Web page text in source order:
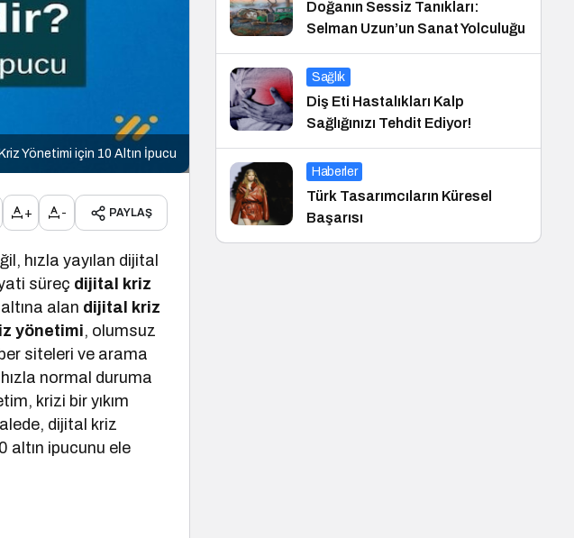
Yönetimi için 10 Altın İpucu
+ - PAYLAŞ
hızla yayılan dijital
süreç dijital kriz
alan dijital kriz
yönetimi, olumsuz
siteleri ve arama
normal duruma
krizi bir yıkım
dijital kriz
altın ipucunu ele
Doğanın Sessiz Tanıkları:
Selman Uzun’un Sanat Yolculuğu
Sağlık
Diş Eti Hastalıkları Kalp
Sağlığınızı Tehdit Ediyor!
Haberler
Türk Tasarımcıların Küresel
Başarısı